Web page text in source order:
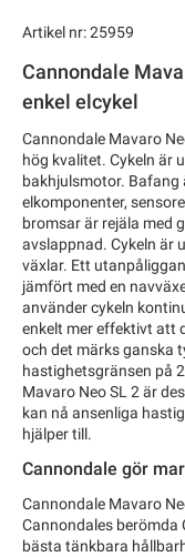
Artikel nr: 25959
Cannondale
enkel elcykel
Cannondale Mavaro
hög kvalitet. Cykeln är
bakhjulsmotor. Bafang
elkomponenter,
bromsar är rejäla med
avslappnad. Cykeln är
växlar. Ett
jämfört med en
använder cykeln
enkelt mer effektivt att
och det märks ganska
hastighetsgränsen på
Mavaro Neo SL 2 är
kan nå ansenliga
hjälper till.
Cannondale gör
Cannondale Mavaro
Cannondales berömda
bästa tänkbara